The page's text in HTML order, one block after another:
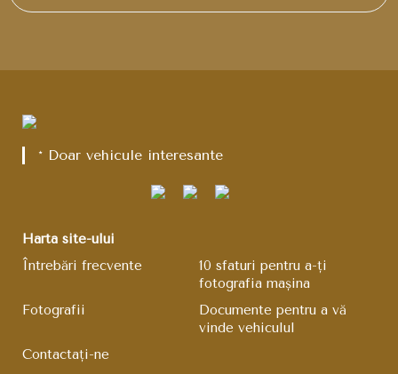
* Doar vehicule interesante
Harta site-ului
Întrebări frecvente
10 sfaturi pentru a-ți
fotografia mașina
Fotografii
Documente pentru a vă
vinde vehiculul
Contactați-ne